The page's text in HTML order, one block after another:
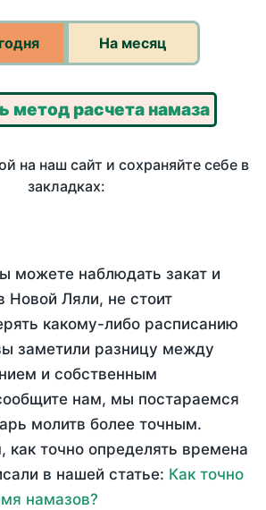
На месяц
метод расчета намаза
на наш сайт и сохраняйте себе в
закладках:
можете наблюдать закат и
Новой Ляли, не стоит
какому-либо расписанию
заметили разницу между
и собственным
нам, мы постараемся
молитв более точным.
как точно определять времена
в нашей статье: Как точно
намазов?